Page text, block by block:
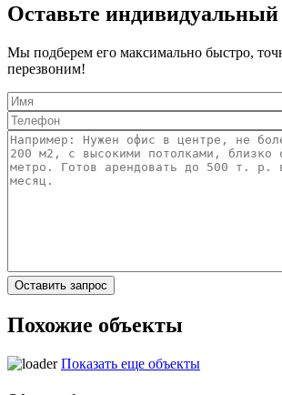
Оставьте индивидуальный
Мы подберем его максимально быстро,
перезвоним!
Похожие объекты
Показать еще объекты